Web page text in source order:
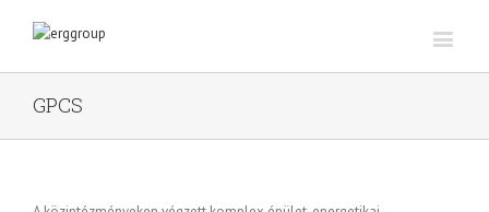
GPCS